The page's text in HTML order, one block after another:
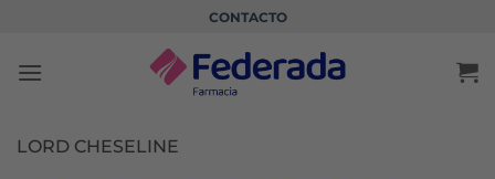
contenido
CONTACTO
LORD CHESELINE